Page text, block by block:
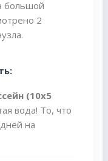
большой
2
(10х5
вода! То, что
на